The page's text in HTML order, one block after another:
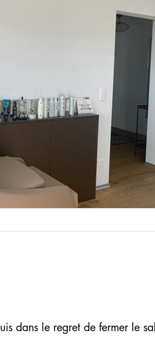
dans le regret de fermer le